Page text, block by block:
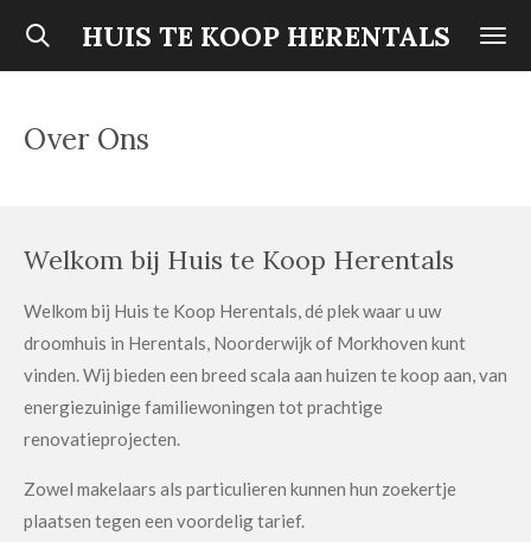
Ga
hoofdinhoud
HUIS TE KOOP HERENTALS
Over Ons
Welkom bij Huis te Koop Herentals
Welkom bij Huis te Koop Herentals, dé plek waar u uw
droomhuis in Herentals, Noorderwijk of Morkhoven kunt
vinden. Wij bieden een breed scala aan huizen te koop aan, van
energiezuinige familiewoningen tot prachtige
renovatieprojecten.
Zowel makelaars als particulieren kunnen hun zoekertje
plaatsen tegen een voordelig tarief.